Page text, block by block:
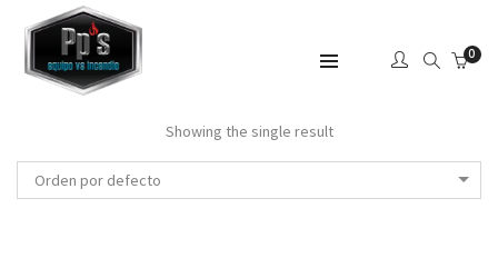
0
Showing the single result
Orden por defecto